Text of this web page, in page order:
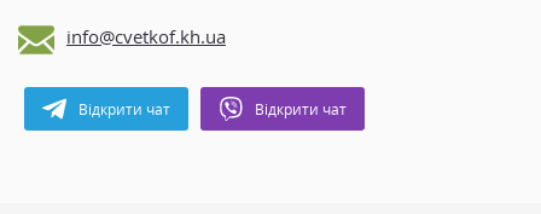
info@cvetkof.kh.ua
Відкрити чат Відкрити чат